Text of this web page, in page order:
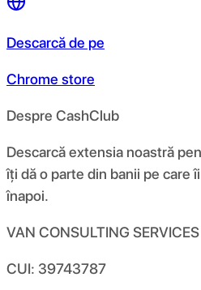
Descarcă de pe
Chrome store
Despre CashClub
Descarcă extensia noastră
îți dă o parte din banii pe care
înapoi.
VAN CONSULTING
CUI: 39743787